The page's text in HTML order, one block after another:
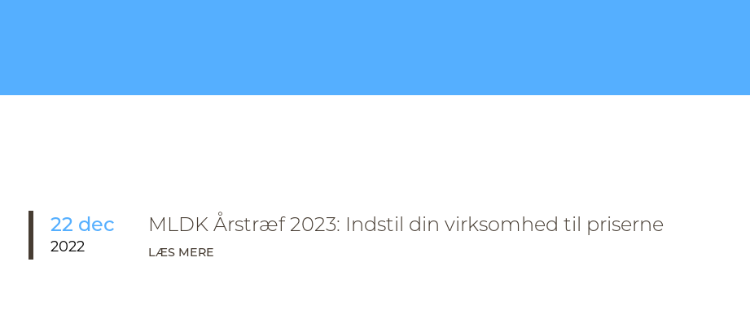
22 dec
2022
MLDK Årstræf 2023: Indstil din virksomhed til priserne
LÆS MERE